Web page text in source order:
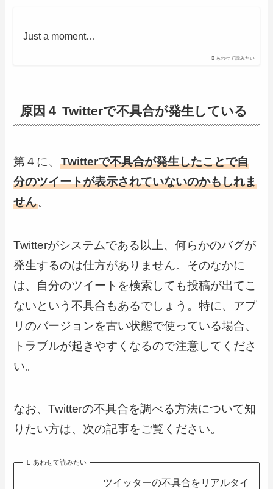
あわせて読みたい
Just a moment…
原因４ Twitterで不具合が発生している
第４に、Twitterで不具合が発生したことで自
分のツイートが表示されていないのかもしれま
せん。
Twitterがシステムである以上、何らかのバグが
発生するのは仕方がありません。そのなかに
は、自分のツイートを検索しても投稿が出てこ
ないという不具合もあるでしょう。特に、アプ
リのバージョンを古い状態で使っている場合、
トラブルが起きやすくなるので注意してくださ
い。
なお、Twitterの不具合を調べる方法について知
りたい方は、次の記事をご覧ください。
あわせて読みたい
ツイッターの不具合をリアルタイ